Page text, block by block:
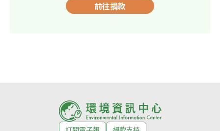
前往捐款